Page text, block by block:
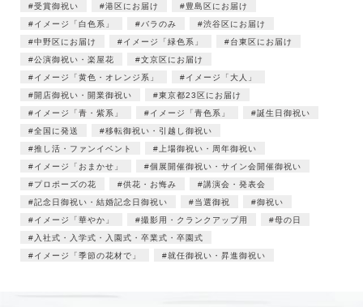
受賞御祝い
港区にお届け
豊島区にお届け
イメージ「白色系」
バラのみ
渋谷区にお届け
中野区にお届け
イメージ「緑色系」
台東区にお届け
公演御祝い・楽屋花
文京区にお届け
イメージ「黄色・オレンジ系」
イメージ「大人」
開店御祝い・開業御祝い
東京都23区にお届け
イメージ「青・紫系」
イメージ「青色系」
誕生日御祝い
全国に発送
移転御祝い・引越し御祝い
推し活・ファンイベント
上場御祝い・周年御祝い
イメージ「おまかせ」
個展開催御祝い・サイン会開催御祝い
プロポーズの花
供花・お悔み
講演会・発表会
記念日御祝い・結婚記念日御祝い
当選御祝
御祝い
イメージ「華やか」
撮影用・クランクアップ用
母の日
入社式・入学式・入園式・卒業式・卒園式
イメージ「季節の花材で」
就任御祝い・昇進御祝い